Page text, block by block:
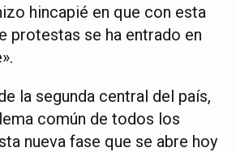
hincapié en que con esta
protestas se ha entrado en
la segunda central del país,
común de todos los
nueva fase que se abre hoy